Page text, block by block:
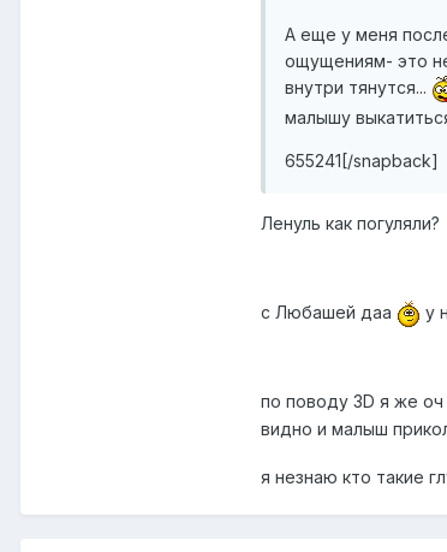
А еще у меня
ощущениям- это
внутри тянутся...
малышу
655241[/snapback]
Ленуль как погуляли?
с Любашей даа у
по поводу 3D я же оч
видно и малыш
я незнаю кто такие